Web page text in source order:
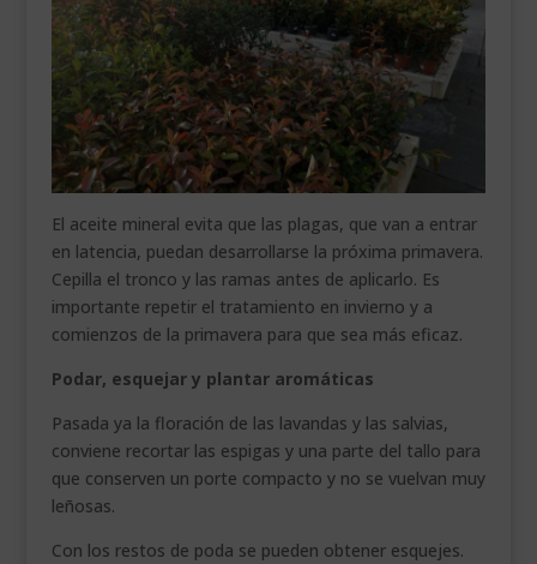
El aceite mineral evita que las plagas, que van a entrar
en latencia, puedan desarrollarse la próxima primavera.
Cepilla el tronco y las ramas antes de aplicarlo. Es
importante repetir el tratamiento en invierno y a
comienzos de la primavera para que sea más eficaz.
Podar, esquejar y plantar aromáticas
Pasada ya la floración de las lavandas y las salvias,
conviene recortar las espigas y una parte del tallo para
que conserven un porte compacto y no se vuelvan muy
leñosas.
Con los restos de poda se pueden obtener esquejes.